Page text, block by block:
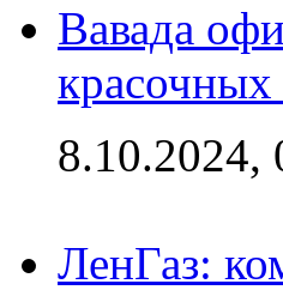
Вавада
8.10.2024,
ЛенГаз: